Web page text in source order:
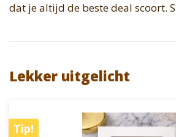
dat je altijd de beste deal scoort.
Lekker uitgelicht
Tip!